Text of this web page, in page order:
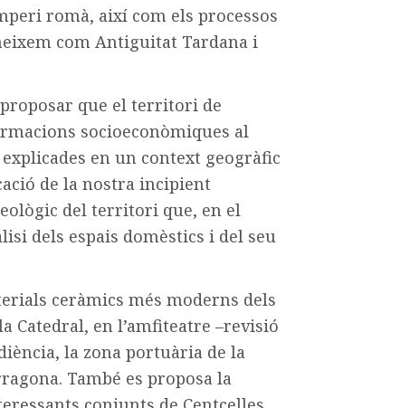
romà, així com els processos
com Antiguitat Tardana i
que el territori de
socioeconòmiques al
en un context geogràfic
de la nostra incipient
del territori que, en el
dels espais domèstics i del seu
ceràmics més moderns dels
Catedral, en l’amfiteatre –revisió
la zona portuària de la
També es proposa la